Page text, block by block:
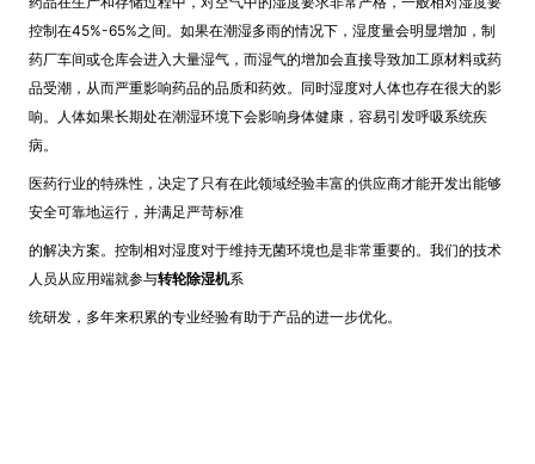
控制在45%-65%之间。如果在潮湿多雨的情况下，湿度量会明显增加，制
药厂车间或仓库会进入大量湿气，而湿气的增加会直接导致加工原材料或药
品受潮，从而严重影响药品的品质和药效。同时湿度对人体也存在很大的影
响。人体如果长期处在潮湿环境下会影响身体健康，容易引发呼吸系统疾
病。
医药行业的特殊性，决定了只有在此领域经验丰富的供应商才能开发出能够
安全可靠地运行，并满足严苛标准
的解决方案。控制相对湿度对于维持无菌环境也是非常重要的。我们的技术
人员从应用端就参与转轮除湿机系
统研发，多年来积累的专业经验有助于产品的进一步优化。